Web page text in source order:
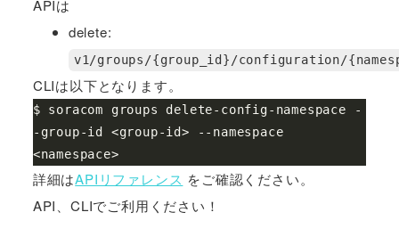
APIは
delete:
v1/groups/{group_id}/configuration/
CLIは以下となります。
$ soracom groups delete-config-namespace -
-group-id <group-id> --namespace
詳細はAPIリファレンス をご確認ください。
API、CLIでご利用ください！